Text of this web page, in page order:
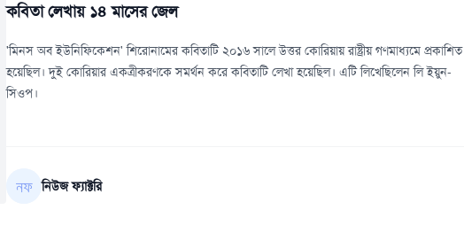
কবিতা লেখায় ১৪ মাসের জেল
'মিনস অব ইউনিফিকেশন' শিরোনামের কবিতাটি ২০১৬ সালে উত্তর কোরিয়ায় রাষ্ট্রীয় গণমাধ্যমে প্রকাশিত
হয়েছিল। দুই কোরিয়ার একত্রীকরণকে সমর্থন করে কবিতাটি লেখা হয়েছিল। এটি লিখেছিলেন লি ইয়ুন-
সিওপ।
নিউজ ফ্যাক্টরি